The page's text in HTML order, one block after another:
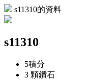
s11310的資料
s11310
5積分
3 顆鑽石